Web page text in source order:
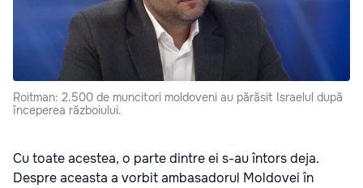
Roitman: 2.500 de muncitori moldoveni au părăsit Israelul după
începerea războiului.
Cu toate acestea, o parte dintre ei s-au întors deja.
Despre aceasta a vorbit ambasadorul Moldovei în